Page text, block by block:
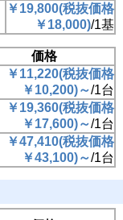
￥19,800(税抜価格
￥18,000)/1基
価格
￥11,220(税抜価格
￥10,200)～/1台
￥19,360(税抜価格
￥17,600)～/1台
￥47,410(税抜価格
￥43,100)～/1台